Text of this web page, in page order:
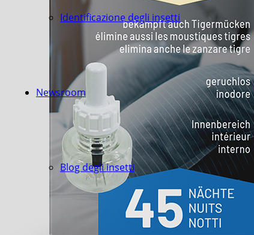
Identificazione degli insetti
Newsroom
Blog degli insetti